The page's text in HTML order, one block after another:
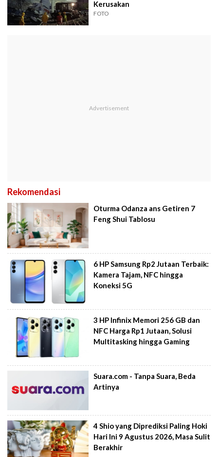
Kerusakan
FOTO
Rekomendasi
Oturma Odanza ans Getiren 7
Feng Shui Tablosu
6 HP Samsung Rp2 Jutaan Terbaik:
Kamera Tajam, NFC hingga
Koneksi 5G
3 HP Infinix Memori 256 GB dan
NFC Harga Rp1 Jutaan, Solusi
Multitasking hingga Gaming
Suara.com - Tanpa Suara, Beda
Artinya
4 Shio yang Diprediksi Paling Hoki
Hari Ini 9 Agustus 2026, Masa Sulit
Berakhir